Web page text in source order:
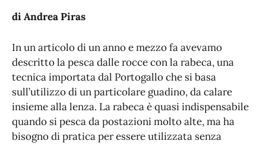
di Andrea Piras
In un articolo di un anno e mezzo fa avevamo
descritto la pesca dalle rocce con la rabeca, una
tecnica importata dal Portogallo che si basa
sull’utilizzo di un particolare guadino, da calare
insieme alla lenza. La rabeca è quasi indispensabile
quando si pesca da postazioni molto alte, ma ha
bisogno di pratica per essere utilizzata senza